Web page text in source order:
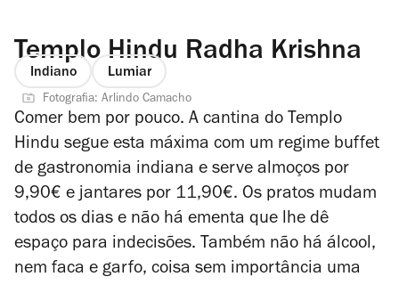
Templo Hindu Radha Krishna
Indiano Lumiar
Fotografia: Arlindo Camacho
Comer bem por pouco. A cantina do Templo
Hindu segue esta máxima com um regime buffet
de gastronomia indiana e serve almoços por
9,90€ e jantares por 11,90€. Os pratos mudam
todos os dias e não há ementa que lhe dê
espaço para indecisões. Também não há álcool,
nem faca e garfo, coisa sem importância uma